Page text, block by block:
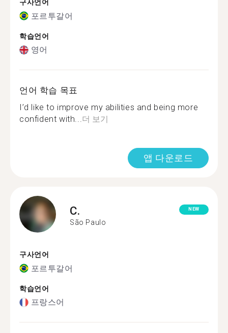
구사언어
포르투갈어
학습언어
영어
언어 학습 목표
I’d like to improve my abilities and being more
confident with...더 보기
앱 다운로드
C.
São Paulo
NEW
구사언어
포르투갈어
학습언어
프랑스어